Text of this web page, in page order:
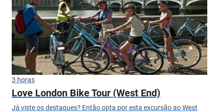
3 horas
Love London Bike Tour (West End)
Já viste os destaques? Então opta por esta excursão ao West